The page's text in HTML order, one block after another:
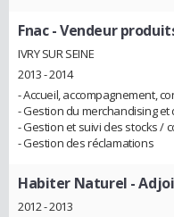
Fnac- Vendeur
IVRY SUR SEINE
2013 - 2014
- Accueil, accompagnement,
- Gestion du merchandising
- Gestion et suivi des stocks /
- Gestion des réclamations
Habiter Naturel -
2012 - 2013